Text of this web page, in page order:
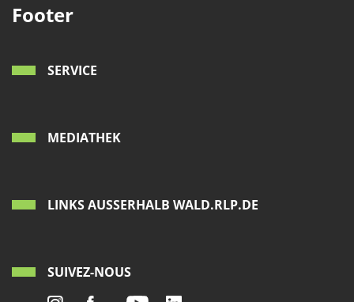
Footer
SERVICE
MEDIATHEK
LINKS AUSSERHALB WALD.RLP.DE
SUIVEZ-NOUS